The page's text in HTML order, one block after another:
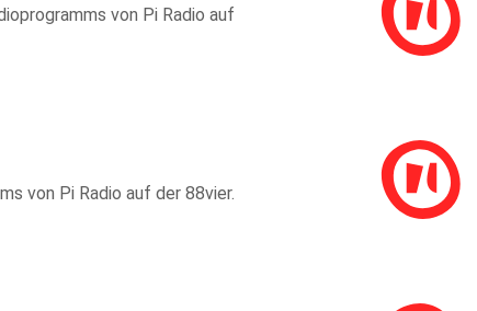
von Pi Radio auf
von Pi Radio auf der 88vier.